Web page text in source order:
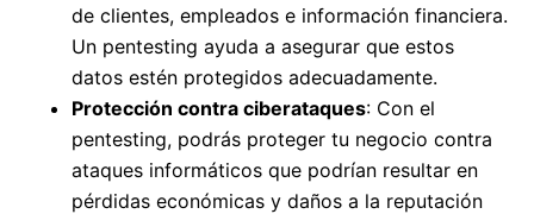
de clientes, empleados e información financiera.
Un pentesting ayuda a asegurar que estos
datos estén protegidos adecuadamente.
Protección contra ciberataques: Con el
pentesting, podrás proteger tu negocio contra
ataques informáticos que podrían resultar en
pérdidas económicas y daños a la reputación